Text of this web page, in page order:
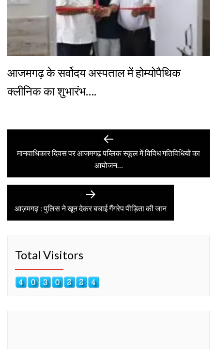
आजमगढ़ के सर्वोदय अस्पताल में होम्योपैथिक
क्लीनिक का शुभारंभ….
navigation
Previous
post:
मानवाधिकार दिवस पर आजमगढ़ पब्लिक स्कूल में विविध गतिविधियों का
आयोजन…
Next
post:
आज़मगढ़ : पुलिस ने खून देकर बचाई गैंगरेप पीड़िता की जान
Total Visitors